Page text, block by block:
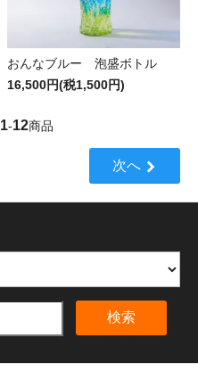
おんなブルー 泡盛ボトル
16,500円(税1,500円)
1-12商品
次へ
検索